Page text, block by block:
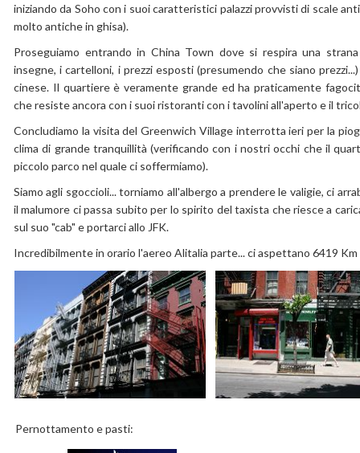
iniziando da Soho con i suoi caratteristici palazzi provvisti di scale
molto antiche in ghisa).
Proseguiamo entrando in China Town dove si respira una
insegne, i cartelloni, i prezzi esposti (presumendo che siano
cinese. Il quartiere è veramente grande ed ha praticamente
che resiste ancora con i suoi ristoranti con i tavolini all'aperto e il
Concludiamo la visita del Greenwich Village interrotta ieri per la
clima di grande tranquillità (verificando con i nostri occhi che il
piccolo parco nel quale ci soffermiamo).
Siamo agli sgoccioli... torniamo all'albergo a prendere le valigie, ci
il malumore ci passa subito per lo spirito del taxista che riesce a
sul suo "cab" e portarci allo JFK.
Incredibilmente in orario l'aereo Alitalia parte... ci aspettano 6419 Km
Pernottamento e pasti: